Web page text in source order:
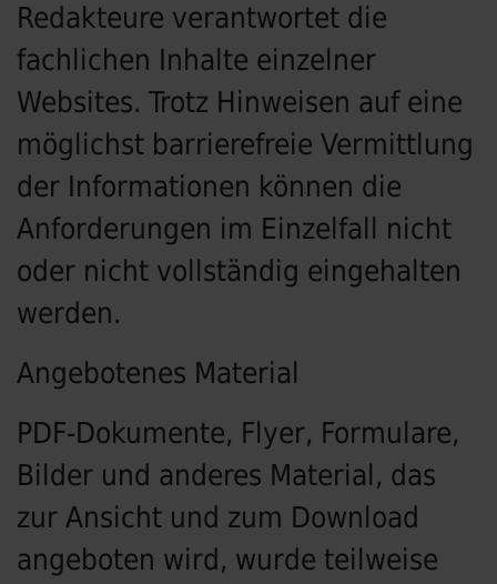
Redakteure verantwortet die
fachlichen Inhalte einzelner
Websites. Trotz Hinweisen auf eine
möglichst barrierefreie Vermittlung
der Informationen können die
Anforderungen im Einzelfall nicht
oder nicht vollständig eingehalten
werden.
Angebotenes Material
PDF-Dokumente, Flyer, Formulare,
Bilder und anderes Material, das
zur Ansicht und zum Download
angeboten wird, wurde teilweise